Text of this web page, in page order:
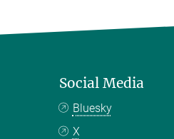
Social Media
Bluesky
X